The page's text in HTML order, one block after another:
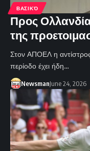
ΒΑΣΙΚΌ
Προς
της
Στον ΑΠΟΕΛ η
περίοδο έχει ήδη…
NewsmanJune 24, 2026